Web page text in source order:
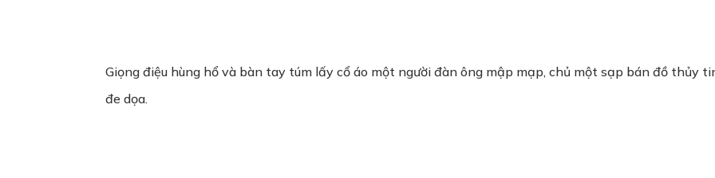
Giọng điệu hùng hổ và bàn tay túm lấy cổ áo một người đàn ông mập mạp, chủ một sạp bán đồ thủy
đe dọa.